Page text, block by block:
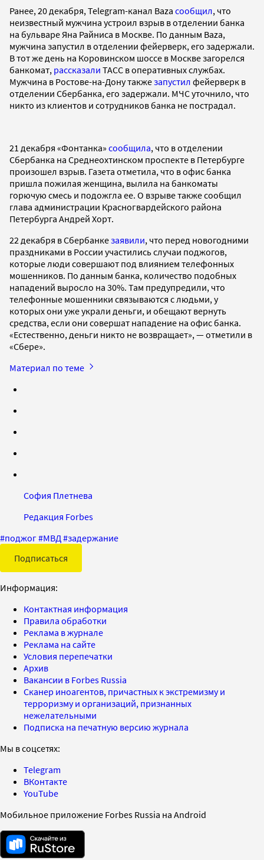
Ранее, 20 декабря, Telegram-канал Baza сообщил, что
неизвестный мужчина устроил взрыв в отделении банка
на бульваре Яна Райниса в Москве. По данным Baza,
мужчина запустил в отделении фейерверк, его задержали.
В тот же день на Коровинском шоссе в Москве загорелся
банкомат, рассказали ТАСС в оперативных службах.
Мужчина в Ростове-на-Дону такжезапустил фейерверк в
отделении Сбербанка, его задержали. МЧС уточнило, что
никто из клиентов и сотрудников банка не пострадал.
21 декабря «Фонтанка» сообщила, что в отделении
Сбербанка на Среднеохтинском проспекте в Петербурге
произошел взрыв. Газета отметила, что в офис банка
пришла пожилая женщина, вылила на банкоматы
горючую смесь и подожгла ее. О взрыве также сообщил
глава администрации Красногвардейского района
Петербурга Андрей Хорт.
22 декабря в Сбербанкезаявили, что перед новогодними
праздниками в России участились случаи поджогов,
которые люди совершают под влиянием телефонных
мошенников. По данным банка, количество подобных
нападений выросло на 30%. Там предупредили, что
телефонные мошенники связываются с людьми, у
которых они уже украли деньги, и обещают вернуть
средства, если они совершат нападение на офис банка.
«Естественно, деньги никто не возвращает», — отметили в
«Сбере».
Материал по теме
София Плетнева
Редакция Forbes
#поджог#МВД #задержание
Подписаться
Информация:
Контактная информация
Правила обработки
Реклама в журнале
Реклама на сайте
Условия перепечатки
Архив
Вакансии в Forbes Russia
Сканер иноагентов, причастных к экстремизму и
терроризму и организаций, признанных
нежелательными
Подписка на печатную версию журнала
Мы в соцсетях:
Telegram
ВКонтакте
YouTube
Мобильное приложение Forbes Russia на Android